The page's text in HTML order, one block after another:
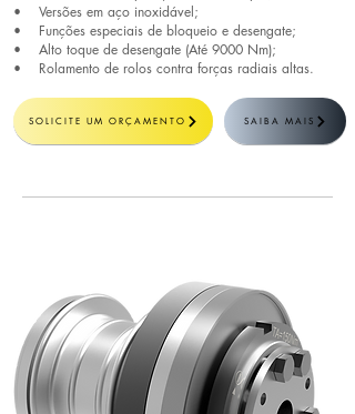
• Versões em aço inoxidável;
• Funções especiais de bloqueio e desengate;
• Alto toque de desengate (Até 9000 Nm);
• Rolamento de rolos contra forças radiais altas.
SOLICITE UM ORÇAMENTO SAIBA MAIS